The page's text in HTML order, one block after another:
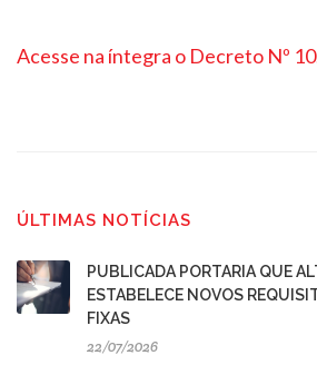
Acesse na íntegra o Decreto Nº
ÚLTIMAS NOTÍCIAS
PUBLICADA PORTARIA QUE
ESTABELECE NOVOS
FIXAS
22/07/2026